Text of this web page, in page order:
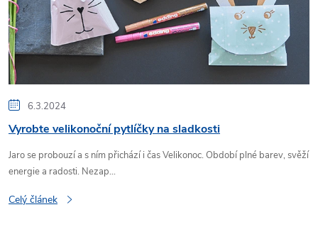
s
č
l
á
n
k
6.3.2024
Vyrobte velikonoční pytlíčky na sladkosti
Jaro se probouzí a s ním přichází i čas Velikonoc. Období plné barev, svěží
energie a radosti. Nezap...
Celý článek